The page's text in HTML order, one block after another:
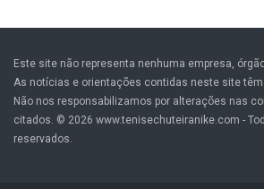
Este site não representa nenhuma empresa,
As notícias e orientações contidas neste site
Não nos responsabilizamos por alterações nas
citados. © 2026 www.tenisechuteiranike.com -
reservados.